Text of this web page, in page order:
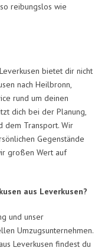
reibungslos wie
bietet dir nicht
nach Heilbronn,
rund um deinen
dich bei der Planung,
dem Transport. Wir
Gegenstände
großen Wert auf
aus Leverkusen?
und unser
Umzugsunternehmen.
Leverkusen findest du